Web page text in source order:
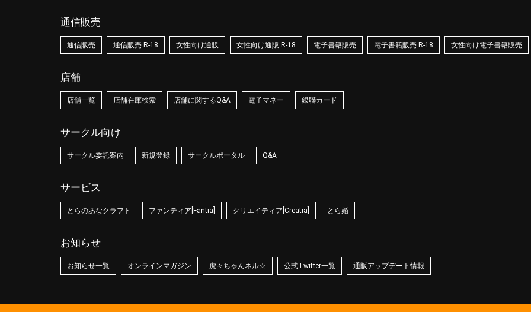
通信販売
通信販売 通信販売 R-18 女性向け通販 女性向け通販 R-18 電子書籍販売 電子書籍販売 R-18 女性向け電子書籍販売
店舗
店舗一覧 店舗在庫検索 店舗に関するQ&A 電子マネー 銀聯カード
サークル向け
サークル委託案内 新規登録 サークルポータル Q&A
サービス
とらのあなクラフト ファンティア[Fantia] クリエイティア[Creatia] とら婚
お知らせ
お知らせ一覧 オンラインマガジン 虎々ちゃんネル☆ 公式Twitter一覧 通販アップデート情報